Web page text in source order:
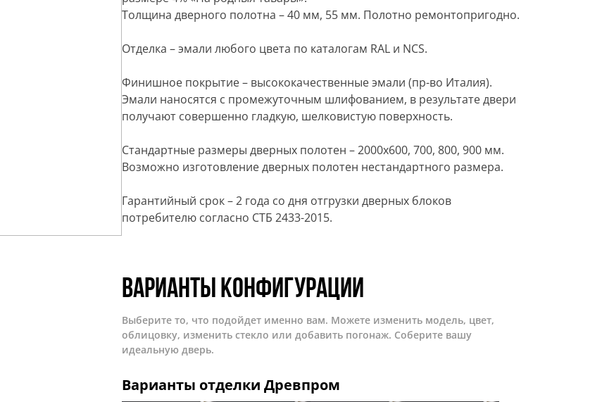
Толщина дверного полотна – 40 мм, 55 мм. Полотно ремонтопригодно.
Отделка – эмали любого цвета по каталогам RAL и NCS.
Финишное покрытие – высококачественные эмали (пр-во Италия).
Эмали наносятся с промежуточным шлифованием, в результате двери
получают совершенно гладкую, шелковистую поверхность.
Стандартные размеры дверных полотен – 2000х600, 700, 800, 900 мм.
Возможно изготовление дверных полотен нестандартного размера.
Гарантийный срок – 2 года со дня отгрузки дверных блоков
потребителю согласно СТБ 2433-2015.
Варианты конфигурации
Выберите то, что подойдет именно вам. Можете изменить модель, цвет,
облицовку, изменить стекло или добавить погонаж. Соберите вашу
идеальную дверь.
Варианты отделки Древпром